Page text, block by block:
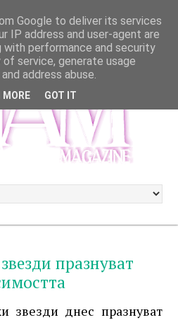
празнуват
звезди днес празнуват
Google to deliver its services
IP address and user-agent are
with performance and security
service, generate usage
address abuse.
MORE GOT IT